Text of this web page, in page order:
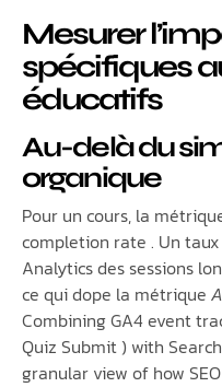
Mesurer
spécifiques
éducatifs
Au-delà du
organique
Pour un cours, la
completion rate . Un
Analytics des sessions
ce qui dope la métrique
Combining GA4 event
Quiz Submit ) with
granular view of how